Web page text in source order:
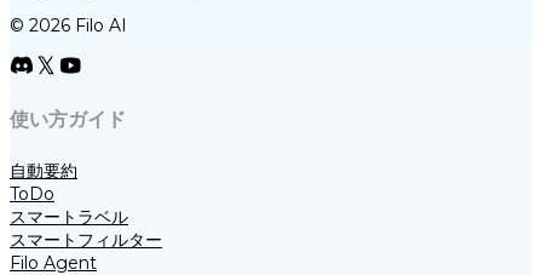
© 2026 Filo AI
使い方ガイド
自動要約
ToDo
スマートラベル
スマートフィルター
Filo Agent